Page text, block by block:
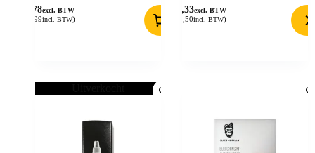
5,78excl. BTW
6,99incl. BTW)
10,33excl. BTW
12,50incl. BTW)